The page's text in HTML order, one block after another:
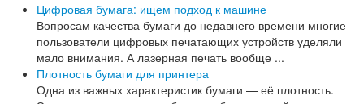
Цифровая бумага: ищем подход к машине
Вопросам качества бумаги до недавнего времени многие
пользователи цифровых печатающих устройств уделяли
мало внимания. А лазерная печать вообще ...
Плотность бумаги для принтера
Одна из важных характеристик бумаги — её плотность.